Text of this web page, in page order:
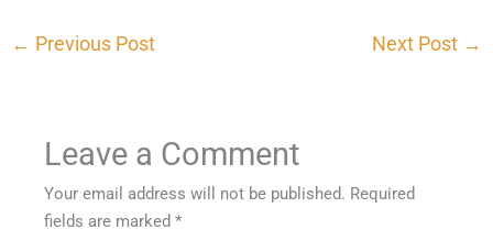
← Previous Post Next Post →
Leave a Comment
Your email address will not be published. Required
fields are marked*